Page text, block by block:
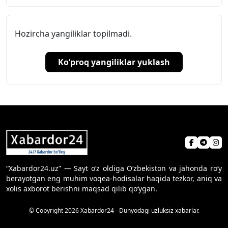
Hozircha yangiliklar topilmadi.
Ko‘proq yangiliklar yuklash
“Xabardor24.uz” — Sayt o‘z oldiga O‘zbekiston va jahonda ro‘y
berayotgan eng muhim voqea-hodisalar haqida tezkor, aniq va
xolis axborot berishni maqsad qilib qo‘ygan.
© Copyright 2026 Xabardor24 - Dunyodagi uzluksiz xabarlar.